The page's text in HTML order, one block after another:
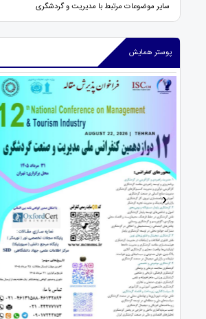
سایر موضوعات مرتبط با مدیریت و گردشگری
پوستر همایش
‹